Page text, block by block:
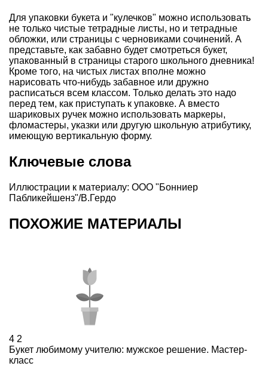
Для упаковки букета и "кулечков" можно использовать
не только чистые тетрадные листы, но и тетрадные
обложки, или страницы с черновиками сочинений. А
представьте, как забавно будет смотреться букет,
упакованный в страницы старого школьного дневника!
Кроме того, на чистых листах вполне можно
нарисовать что-нибудь забавное или дружно
расписаться всем классом. Только делать это надо
перед тем, как приступать к упаковке. А вместо
шариковых ручек можно использовать маркеры,
фломастеры, указки или другую школьную атрибутику,
имеющую вертикальную форму.
Ключевые слова
Иллюстрации к материалу: ООО "Бонниер
Пабликейшенз"/В.Гердо
ПОХОЖИЕ МАТЕРИАЛЫ
4 2
Букет любимому учителю: мужское решение. Мастер-
класс